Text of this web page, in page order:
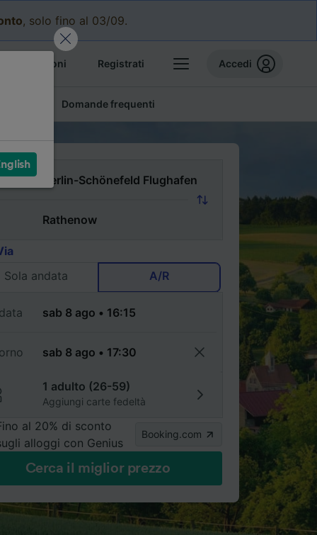
, solo fino al 03/09.
prenotazioni Registrati Accedi
Domande frequenti
Sola andata
A/R
1 adulto (26-59)
Aggiungi carte fedeltà
al 20% di sconto
alloggi con Genius
Booking.com
Cerca il miglior prezzo